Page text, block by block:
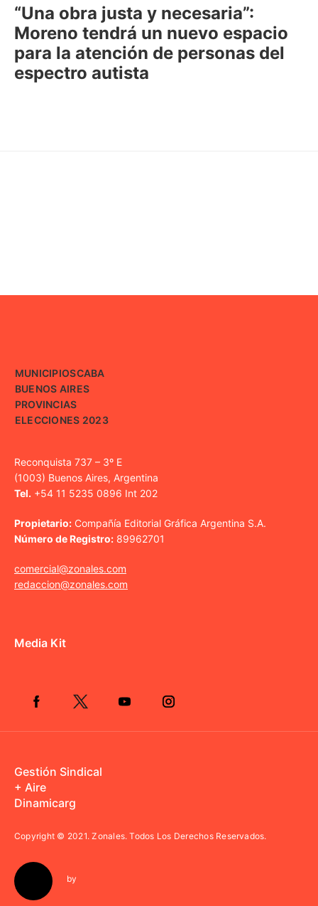
“Una obra justa y necesaria”:
Moreno tendrá un nuevo espacio
para la atención de personas del
espectro autista
MUNICIPIOSCABA
BUENOS AIRES
PROVINCIAS
ELECCIONES 2023
Reconquista 737 – 3º E
(1003) Buenos Aires, Argentina
Tel. +54 11 5235 0896 Int 202
Propietario: Compañía Editorial Gráfica Argentina S.A.
Número de Registro: 89962701
comercial@zonales.com
redaccion@zonales.com
Media Kit
Gestión Sindical
+ Aire
Dinamicarg
Copyright © 2021.Zonales. Todos Los Derechos Reservados.
by